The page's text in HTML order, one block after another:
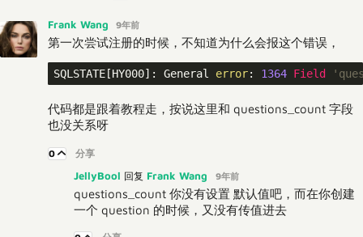
Frank Wang 9年前
第一次尝试注册的时候，不知道为什么会报这个错误，
SQLSTATE[HY000]: General error: 1364 Field
代码都是跟着教程走，按说这里和 questions_count 字段
也没关系呀
0 分享
JellyBool 回复 Frank Wang 9年前
questions_count 你没有设置 默认值吧，而在你创建
一个 question 的时候，又没有传值进去